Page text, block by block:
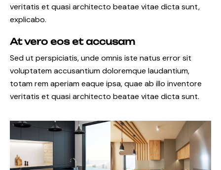
veritatis et quasi architecto beatae vitae dicta sunt,
explicabo.
At vero eos et accusam
Sed ut perspiciatis, unde omnis iste natus error sit
voluptatem accusantium doloremque laudantium,
totam rem aperiam eaque ipsa, quae ab illo inventore
veritatis et quasi architecto beatae vitae dicta sunt.